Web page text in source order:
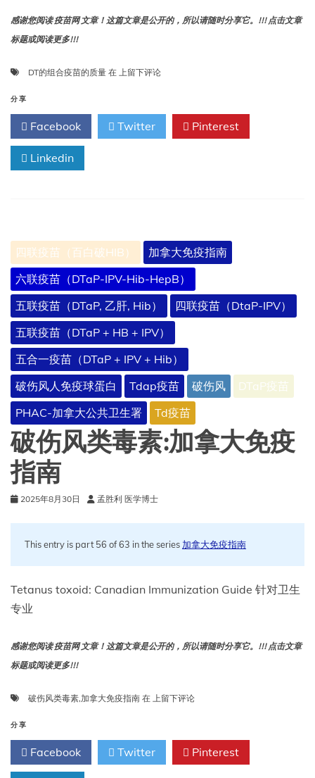
感谢您阅读 疫苗网 文章！这篇文章是公开的，所以请随时分享它。!!! 点击文章
标题或阅读更多!!!
DT的组合疫苗的质量 在 确
于
DT
的
量、
安
全
和
有
效
的
建
上留下评论
分享
Facebook Twitter Pinterest
Linkedin
四联疫苗（百白破HIB）
加拿大免疫指南
六联疫苗（DTaP-IPV-Hib-HepB）
五联疫苗（DTaP, 乙肝, Hib）
四联疫苗（DtaP-IPV）
五联疫苗（DTaP + HB + IPV）
五合一疫苗（DTaP + IPV + Hib）
破伤风人免疫球蛋白
Tdap疫苗 破伤风
DTaP疫苗
PHAC-加拿大公共卫生署
Td疫苗
破伤风类毒素:加拿大免疫
指南
2025年8月30日 孟胜利 医学博士
This entry is part 56 of 63 in the series 加拿大免疫指南
Tetanus toxoid: Canadian Immunization Guide 针对卫生
专业
感谢您阅读 疫苗网 文章！这篇文章是公开的，所以请随时分享它。!!! 点击文章
标题或阅读更多!!!
破伤风类毒素,加拿大免疫指南 在 破
类
毒
素:
上留下评论
分享
Facebook Twitter Pinterest